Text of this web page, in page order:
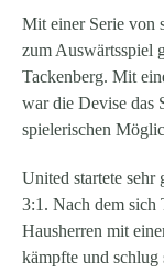
Mit einer Serie von
zum Auswärtsspiel
Tackenberg. Mit
war die Devise das
spielerischen
United startete
3:1. Nach dem sich
Hausherren mit
kämpfte und